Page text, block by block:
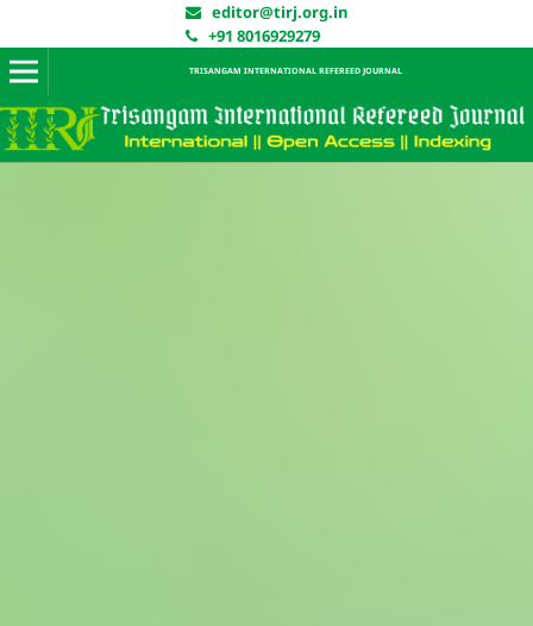
editor@tirj.org.in
+91 8016929279
TRISANGAM INTERNATIONAL REFEREED JOURNAL